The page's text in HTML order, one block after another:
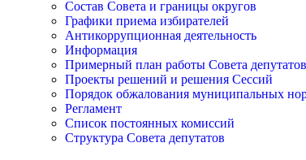
Состав Совета и границы округов
Графики приема избирателей
Антикоррупционная деятельность
Информация
Примерный план работы Совета депутатов
Проекты решений и решения Сессий
Порядок обжалования муниципальных
Регламент
Список постоянных комиссий
Структура Совета депутатов